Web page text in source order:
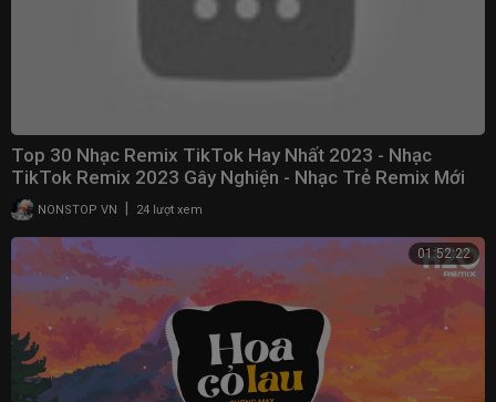
Top 30 Nhạc Remix TikTok Hay Nhất 2023 - Nhạc
TikTok Remix 2023 Gây Nghiện - Nhạc Trẻ Remix Mới
NhấtNONSTOP VN 24 lượt xem
01:52:22